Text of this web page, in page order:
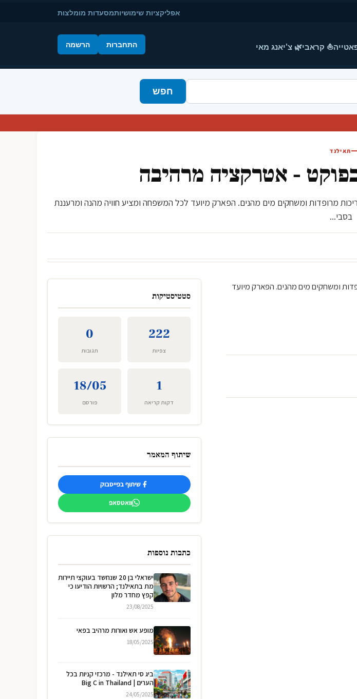
אפליקציות שימושיותמסעדות מומלצות
⛵ קראבי🌿 צ'יאנג מאי התחברות הרשמה
חפש
תאילנד
- אטרקציה מרהיבה
בריכות מרופדות ומשחקים מים מהנים. הפארק מיועד לכל המשפחה ומציע חוויה מהנה ומרעננת
בסבי...
מרופדות ומשחקים מים מהנים. הפארק מיועד
סטטיסטיקות
222
צפיות
0
תגובות
1
דקות קריאה
18/05
פורסם
שיתוף המאמר
שיתוף בפייסבוק
וואטסאפ
כתבות נוספות
ישראלי בן 20 שנחשד בעוקצי תיירות
מת בתאילנד; הרשויות הודיעו כי
קפץ מחדר מלון
23/08/2025
מופע אש ואורות מרהיב בפאי
18/05/2025
ביג סי תאילנד - מרכזי קניות בכל
הערים | Big C in Thailand
24/05/2025